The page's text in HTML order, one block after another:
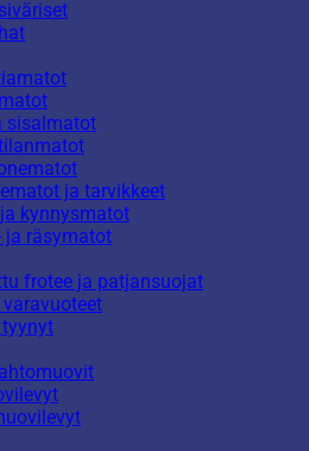
sisalmatot
ja tarvikkeet
kynnysmatot
ja räsymatot
frotee ja patjansuojat